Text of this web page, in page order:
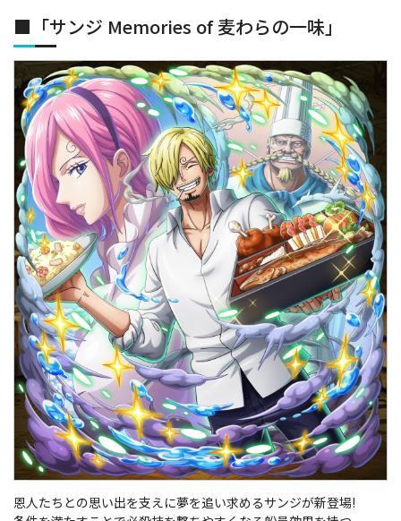
■「サンジ Memories of 麦わらの一味」
恩人たちとの思い出を支えに夢を追い求めるサンジが新登場!